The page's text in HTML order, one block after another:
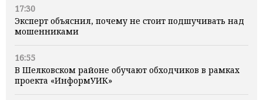
17:30
Эксперт объяснил, почему не стоит подшучивать над
мошенниками
16:55
В Шелковском районе обучают обходчиков в рамках
проекта «ИнформУИК»